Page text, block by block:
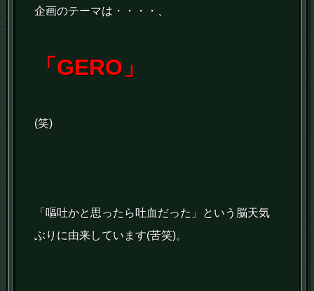
企画のテーマは・・・・、
「GERO」
(笑)
「嘔吐かと思ったら吐血だった」という脳天気
ぶりに由来しています(苦笑)。